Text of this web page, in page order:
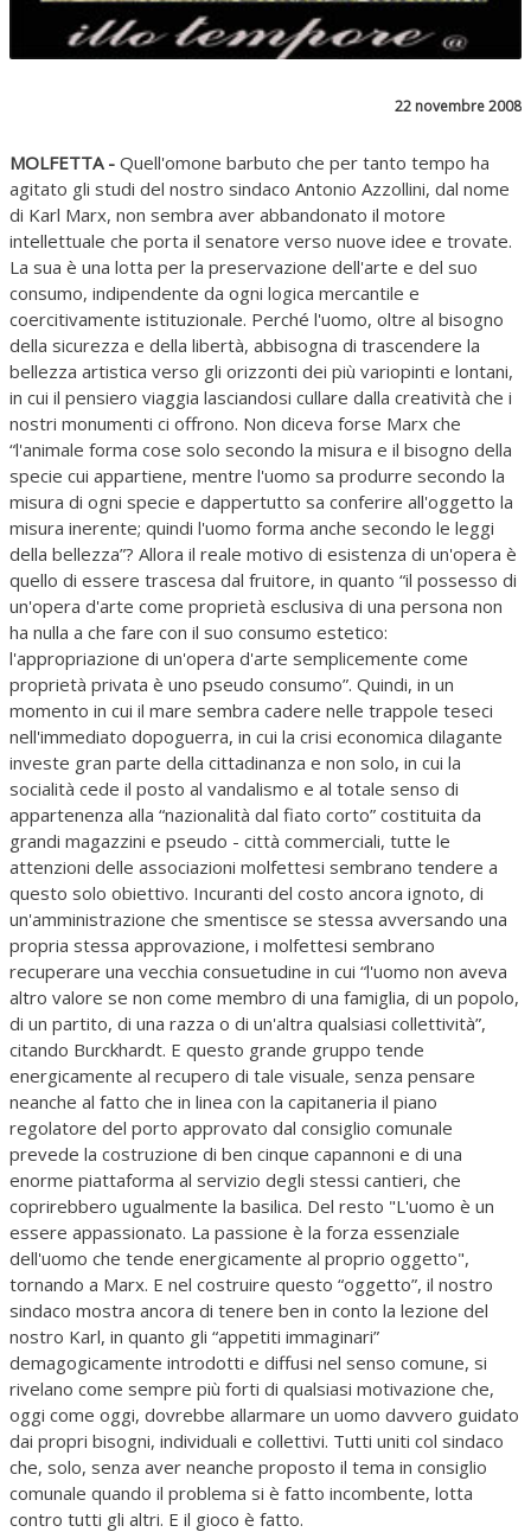
22 novembre 2008
MOLFETTA - Quell'omone barbuto che per tanto tempo ha
agitato gli studi del nostro sindaco Antonio Azzollini, dal nome
di Karl Marx, non sembra aver abbandonato il motore
intellettuale che porta il senatore verso nuove idee e trovate.
La sua è una lotta per la preservazione dell'arte e del suo
consumo, indipendente da ogni logica mercantile e
coercitivamente istituzionale. Perché l'uomo, oltre al bisogno
della sicurezza e della libertà, abbisogna di trascendere la
bellezza artistica verso gli orizzonti dei più variopinti e lontani,
in cui il pensiero viaggia lasciandosi cullare dalla creatività che i
nostri monumenti ci offrono. Non diceva forse Marx che
“l'animale forma cose solo secondo la misura e il bisogno della
specie cui appartiene, mentre l'uomo sa produrre secondo la
misura di ogni specie e dappertutto sa conferire all'oggetto la
misura inerente; quindi l'uomo forma anche secondo le leggi
della bellezza”? Allora il reale motivo di esistenza di un'opera è
quello di essere trascesa dal fruitore, in quanto “il possesso di
un'opera d'arte come proprietà esclusiva di una persona non
ha nulla a che fare con il suo consumo estetico:
l'appropriazione di un'opera d'arte semplicemente come
proprietà privata è uno pseudo consumo”. Quindi, in un
momento in cui il mare sembra cadere nelle trappole teseci
nell'immediato dopoguerra, in cui la crisi economica dilagante
investe gran parte della cittadinanza e non solo, in cui la
socialità cede il posto al vandalismo e al totale senso di
appartenenza alla “nazionalità dal fiato corto” costituita da
grandi magazzini e pseudo - città commerciali, tutte le
attenzioni delle associazioni molfettesi sembrano tendere a
questo solo obiettivo. Incuranti del costo ancora ignoto, di
un'amministrazione che smentisce se stessa avversando una
propria stessa approvazione, i molfettesi sembrano
recuperare una vecchia consuetudine in cui “l'uomo non aveva
altro valore se non come membro di una famiglia, di un popolo,
di un partito, di una razza o di un'altra qualsiasi collettività”,
citando Burckhardt. E questo grande gruppo tende
energicamente al recupero di tale visuale, senza pensare
neanche al fatto che in linea con la capitaneria il piano
regolatore del porto approvato dal consiglio comunale
prevede la costruzione di ben cinque capannoni e di una
enorme piattaforma al servizio degli stessi cantieri, che
coprirebbero ugualmente la basilica. Del resto "L'uomo è un
essere appassionato. La passione è la forza essenziale
dell'uomo che tende energicamente al proprio oggetto",
tornando a Marx. E nel costruire questo “oggetto”, il nostro
sindaco mostra ancora di tenere ben in conto la lezione del
nostro Karl, in quanto gli “appetiti immaginari”
demagogicamente introdotti e diffusi nel senso comune, si
rivelano come sempre più forti di qualsiasi motivazione che,
oggi come oggi, dovrebbe allarmare un uomo davvero guidato
dai propri bisogni, individuali e collettivi. Tutti uniti col sindaco
che, solo, senza aver neanche proposto il tema in consiglio
comunale quando il problema si è fatto incombente, lotta
contro tutti gli altri. E il gioco è fatto.